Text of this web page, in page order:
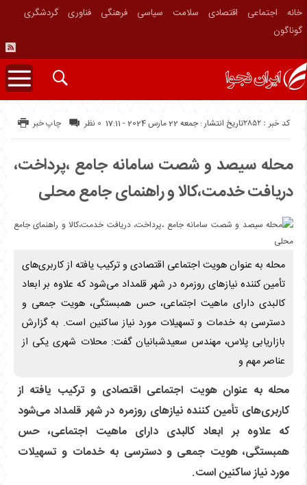
خانه اجتماعی اقتصادی سلامت سیاسی فرهنگی فناوری
گردشگری
گوناگون
تاریخ انتشار : جمعه 22 مارس 2024 - 17:11 کد خبر : 2852 چاپ خبر 0 نظر
محله سیصد و شصت سامانه جامع ،پرداخت،
دریافت خدمت،کالا و راهنمای جامع محلی
محله به عنوان هویت اجتماعی اقتصادی و ترکیب یافته از کاربری‌های
تأمین کننده نیازهای روزمره در شهر قلمداد می‌شود که علاوه بر ابعاد
کالبدی دارای ماهیت اجتماعی، حس همبستگی، هویت جمعی و
دسترسی به خدمات و تسهیلات مورد نیاز ساکنین است. به گزارش
بازاریابی پلاس، مهندس سعیدشبانیان گفت: محلات شهری یکی از
عناصر مهم و
محله به عنوان هویت اجتماعی اقتصادی و ترکیب یافته از
کاربری‌های تأمین کننده نیازهای روزمره در شهر قلمداد می‌شود
که علاوه بر ابعاد کالبدی دارای ماهیت اجتماعی، حس
همبستگی، هویت جمعی و دسترسی به خدمات و تسهیلات
مورد نیاز ساکنین است.